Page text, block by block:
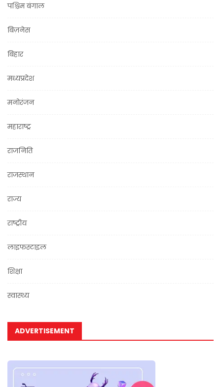
पश्चिम बंगाल
बिज़नेस
बिहार
मध्यप्रदेश
मनोरंजन
महाराष्ट्र
राजनिति
राजस्थान
राज्य
राष्ट्रीय
लाइफस्टाइल
शिक्षा
स्वास्थ्य
ADVERTISEMENT